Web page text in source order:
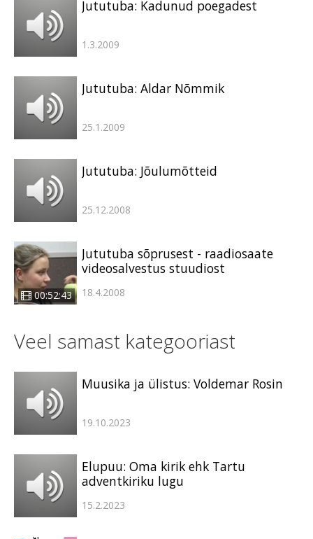
Jututuba: Kadunud poegadest
1.3.2009
Jututuba: Aldar Nõmmik
25.1.2009
Jututuba: Jõulumõtteid
25.12.2008
00:52:43
Jututuba sõprusest - raadiosaate
videosalvestus stuudiost
18.4.2008
Veel samast kategooriast
Muusika ja ülistus: Voldemar Rosin
19.10.2023
Elupuu: Oma kirik ehk Tartu
adventkiriku lugu
15.2.2023